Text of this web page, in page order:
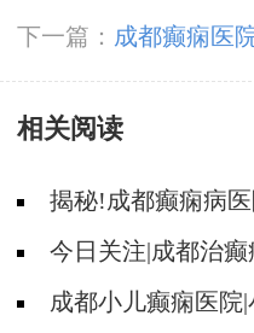
的儿童良性癫痫。
下一篇： 成都癫痫医
要增加癫痫治疗的希
相关阅读
揭秘!成都癫痫病
癫痫病的发作次数?
今日关注|成都治
癫痫还能不能再上学?
成都小儿癫痫医院